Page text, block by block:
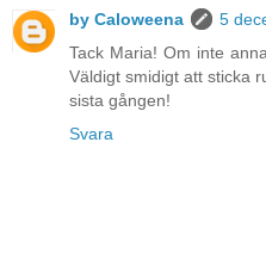
by Caloweena
5
Tack Maria! Om inte
Väldigt smidigt att sticka
sista gången!
Svara